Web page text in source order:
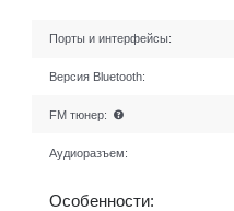
Порты и интерфейсы:
Версия Bluetooth:
FM тюнер:
Аудиоразъем:
Особенности: